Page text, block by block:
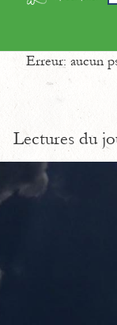
Erreur: aucun
Lectures du